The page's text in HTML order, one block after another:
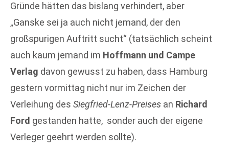
Gründe hätten das bislang verhindert, aber
„Ganske sei ja auch nicht jemand, der den
großspurigen Auftritt sucht“ (tatsächlich scheint
auch kaum jemand im Hoffmann und Campe
Verlag davon gewusst zu haben, dass Hamburg
gestern vormittag nicht nur im Zeichen der
Verleihung des Siegfried-Lenz-Preises an Richard
Ford gestanden hatte, sonder auch der eigene
Verleger geehrt werden sollte).